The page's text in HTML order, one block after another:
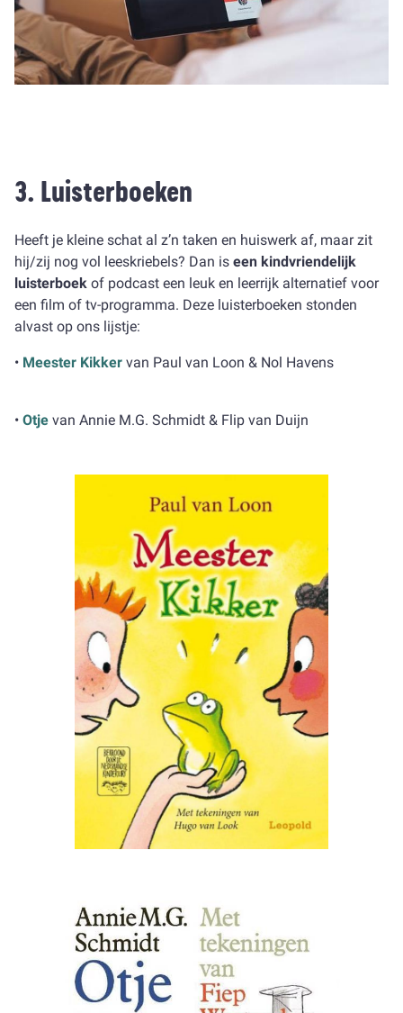
3. Luisterboeken
Heeft je kleine schat al z’n taken en huiswerk af, maar zit
hij/zij nog vol leeskriebels? Dan is een kindvriendelijk
luisterboek of podcast een leuk en leerrijk alternatief voor
een film of tv-programma. Deze luisterboeken stonden
alvast op ons lijstje:
• Meester Kikker van Paul van Loon & Nol Havens
• Otje van Annie M.G. Schmidt & Flip van Duijn